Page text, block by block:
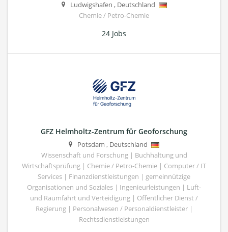
Ludwigshafen , Deutschland
Chemie / Petro-Chemie
24 Jobs
GFZ Helmholtz-Zentrum für Geoforschung
Potsdam , Deutschland
Wissenschaft und Forschung | Buchhaltung und
Wirtschaftsprüfung | Chemie / Petro-Chemie | Computer / IT
Services | Finanzdienstleistungen | gemeinnützige
Organisationen und Soziales | Ingenieurleistungen | Luft-
und Raumfahrt und Verteidigung | Öffentlicher Dienst /
Regierung | Personalwesen / Personaldienstleister |
Rechtsdienstleistungen